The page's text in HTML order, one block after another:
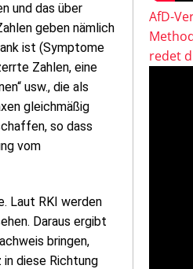
und das über
geben nämlich
ist (Symptome
Zahlen, eine
usw., die als
gleichmäßig
so dass
vom
Laut RKI werden
Daraus ergibt
bringen,
in diese Richtung
AfD-
redet